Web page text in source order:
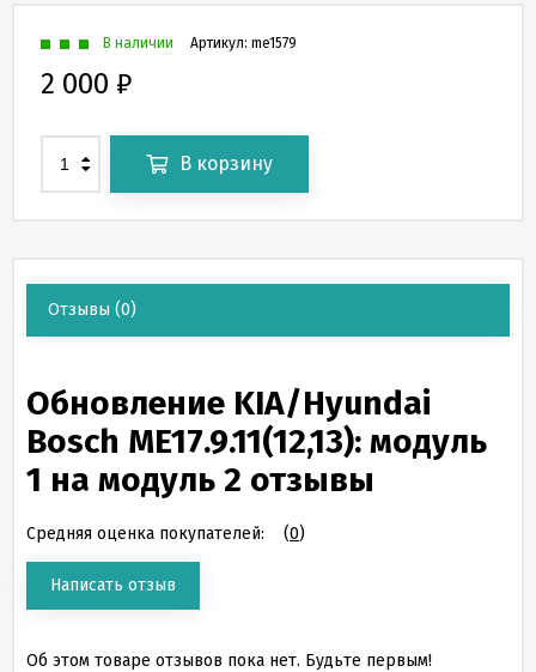
Артикул: me1579
В наличии
2 000 ₽
В корзину
Отзывы (0)
Обновление KIA/Hyundai
Bosch ME17.9.11(12,13): модуль
1 на модуль 2 отзывы
Средняя оценка покупателей: (0)
Написать отзыв
Об этом товаре отзывов пока нет. Будьте первым!